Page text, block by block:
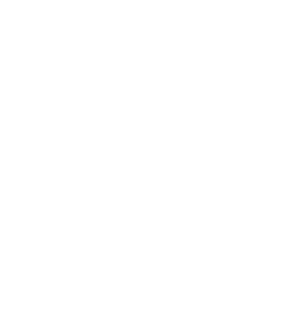
pas à en commander différents
plus qu'il est possible de les
photos de famille, de mariage
d'opter pour des teintes plus
plus minces et plus discrètes
ont les mêmes soucis : est-ce
son utilisation habituelle ? La
De ce fait, il est normal de se